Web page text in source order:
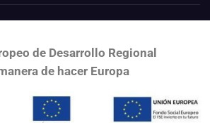
de Desarrollo Regional
de hacer Europa